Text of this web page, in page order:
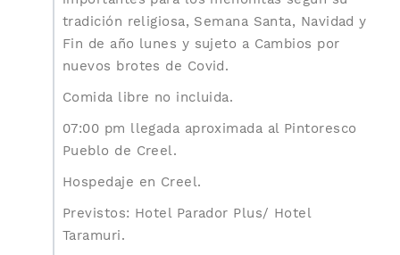
tradición religiosa, Semana Santa, Navidad y
Fin de año lunes y sujeto a Cambios por
nuevos brotes de Covid.
Comida libre no incluida.
07:00 pm llegada aproximada al Pintoresco
Pueblo de Creel.
Hospedaje en Creel.
Previstos: Hotel Parador Plus/ Hotel
Taramuri.